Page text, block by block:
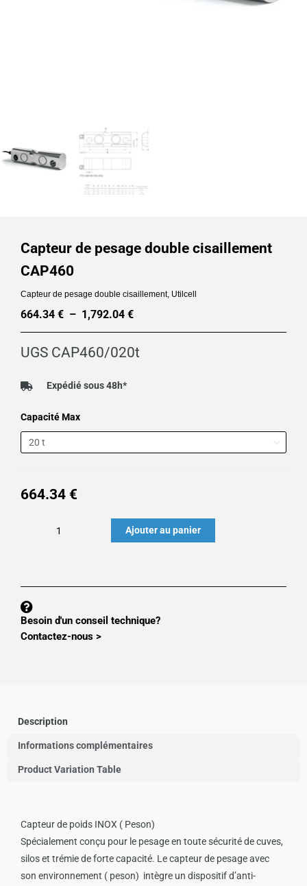
Capteur de pesage double cisaillement
CAP460
Capteur de pesage double cisaillement, Utilcell
664.34 € – 1,792.04 €
Plage
prix :
UGS CAP460/020t
Expédié sous 48h*
Capacité Max
664.34 €
quantité
de
Capteur
double
Ajouter au panier
Besoin d'un conseil technique?
Contactez-nous >
Description
Informations complémentaires
Product Variation Table
Capteur de poids INOX ( Peson)
Spécialement conçu pour le pesage en toute sécurité de cuves,
silos et trémie de forte capacité. Le capteur de pesage avec
son environnement ( peson) intègre un dispositif d’anti-